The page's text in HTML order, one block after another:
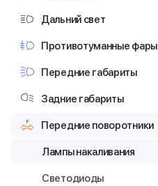
Дальний свет
Противотуманные фары
Передние габариты
Задние габариты
Передние поворотники
Лампы накаливания
Светодиоды